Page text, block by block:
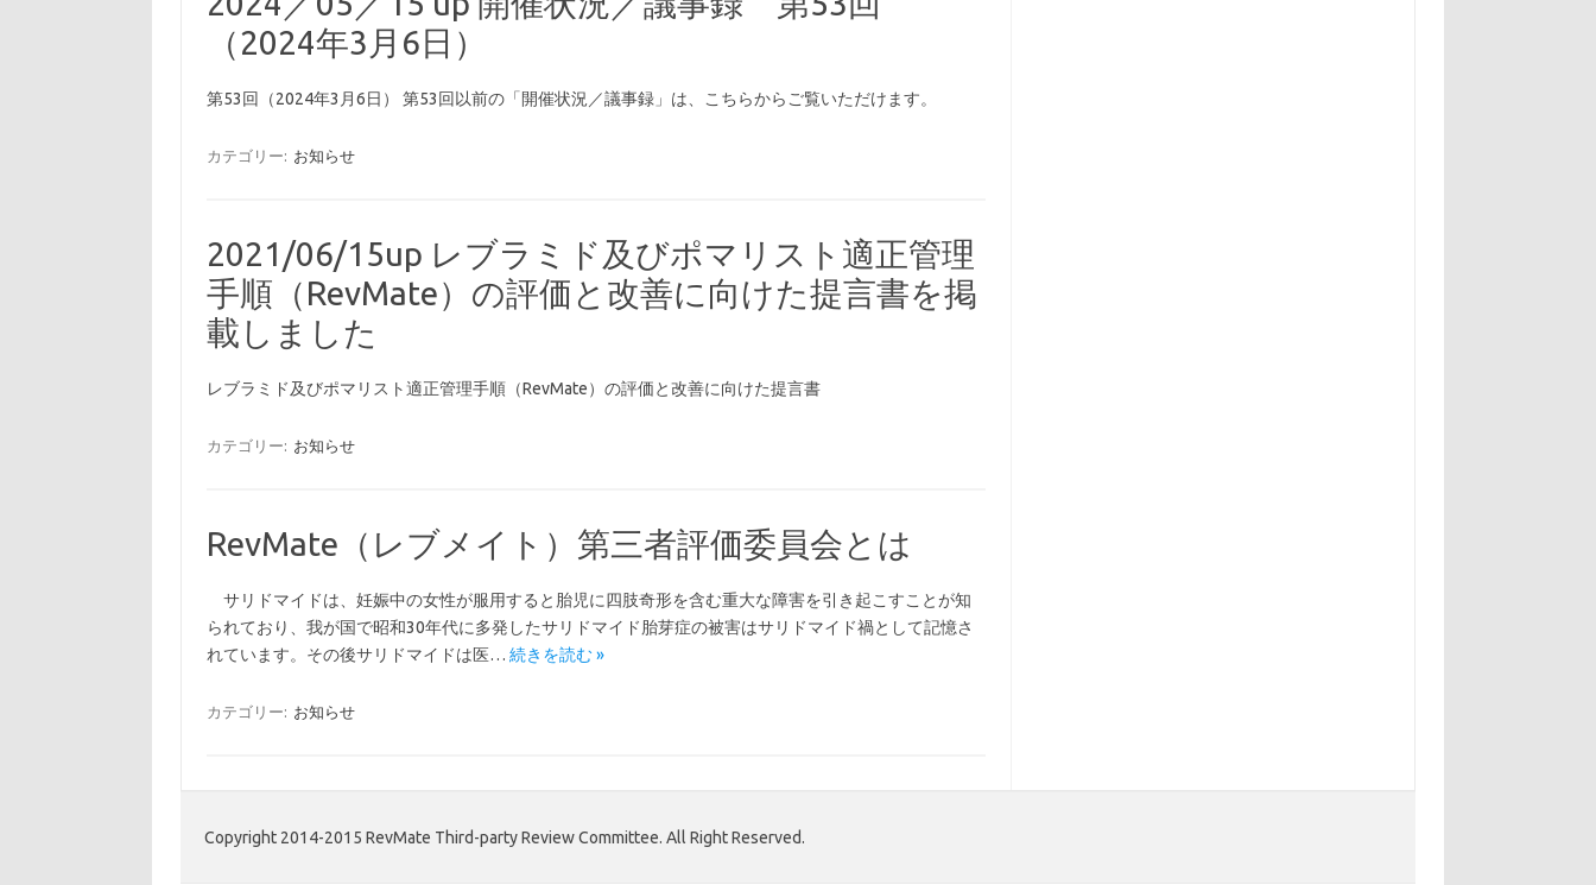
（2024年3月6日）
第53回（2024年3月6日） 第53回以前の「開催状況／議事録」は、こちらからご覧いただけます。
カテゴリー: お知らせ
2021/06/15up レブラミド及びポマリスト適正管理
手順（RevMate）の評価と改善に向けた提言書を掲
載しました
レブラミド及びポマリスト適正管理手順（RevMate）の評価と改善に向けた提言書
カテゴリー: お知らせ
RevMate（レブメイト）第三者評価委員会とは
サリドマイドは、妊娠中の女性が服用すると胎児に四肢奇形を含む重大な障害を引き起こすことが知
られており、我が国で昭和30年代に多発したサリドマイド胎芽症の被害はサリドマイド禍として記憶さ
れています。その後サリドマイドは医… 続きを読む »
カテゴリー: お知らせ
Copyright 2014-2015 RevMate Third-party Review Committee. All Right Reserved.